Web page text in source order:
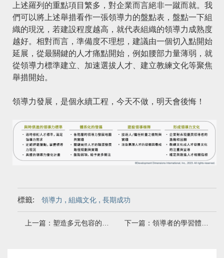
上述羅列的重點項目繁多，對企業而言絕非一蹴而就。我
們可以將上述舉措看作一張領導力的盤點表，盤點一下組
織的現況，若建設程度越高，就代表組織的領導力成熟度
越好。相對而言，準備度不理想，建議由一個切入點開始
延展，從最關鍵的人才痛點開始，例如腰部力量薄弱，就
從領導力標準建立、加速選拔人才、建立教練文化等聚焦
舉措開始。
領導力發展，是個永續工程，今天不做，明天會後悔！
標籤: 領導力 , 組織文化 , 長期成功
上一篇：塑造多元包容的文化——讓DEI引領企業創造長期價值 下一篇：領導者的學習體驗——他們需要多少，又得到了多少？